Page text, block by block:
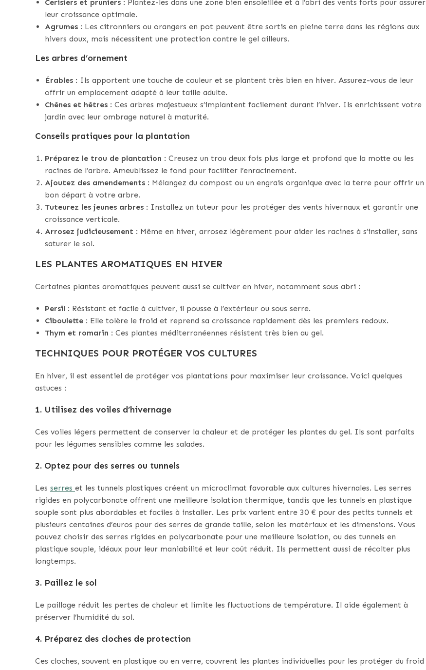
Cerisiers et pruniers : Plantez-les dans une zone bien ensoleillée et à l’abri des vents forts pour assurer
leur croissance optimale.
Agrumes : Les citronniers ou orangers en pot peuvent être sortis en pleine terre dans les régions aux
hivers doux, mais nécessitent une protection contre le gel ailleurs.
Les arbres d’ornement
Érables : Ils apportent une touche de couleur et se plantent très bien en hiver. Assurez-vous de leur
offrir un emplacement adapté à leur taille adulte.
Chênes et hêtres : Ces arbres majestueux s’implantent facilement durant l’hiver. Ils enrichissent votre
jardin avec leur ombrage naturel à maturité.
Conseils pratiques pour la plantation
Préparez le trou de plantation : Creusez un trou deux fois plus large et profond que la motte ou les
racines de l’arbre. Ameublissez le fond pour faciliter l’enracinement.
Ajoutez des amendements : Mélangez du compost ou un engrais organique avec la terre pour offrir un
bon départ à votre arbre.
Tuteurez les jeunes arbres : Installez un tuteur pour les protéger des vents hivernaux et garantir une
croissance verticale.
Arrosez judicieusement : Même en hiver, arrosez légèrement pour aider les racines à s’installer, sans
saturer le sol.
LES PLANTES AROMATIQUES EN HIVER
Certaines plantes aromatiques peuvent aussi se cultiver en hiver, notamment sous abri :
Persil : Résistant et facile à cultiver, il pousse à l’extérieur ou sous serre.
Ciboulette : Elle tolère le froid et reprend sa croissance rapidement dès les premiers redoux.
Thym et romarin : Ces plantes méditerranéennes résistent très bien au gel.
TECHNIQUES POUR PROTÉGER VOS CULTURES
En hiver, il est essentiel de protéger vos plantations pour maximiser leur croissance. Voici quelques
astuces :
1. Utilisez des voiles d’hivernage
Ces voiles légers permettent de conserver la chaleur et de protéger les plantes du gel. Ils sont parfaits
pour les légumes sensibles comme les salades.
2. Optez pour des serres ou tunnels
Les serres et les tunnels plastiques créent un microclimat favorable aux cultures hivernales. Les serres
rigides en polycarbonate offrent une meilleure isolation thermique, tandis que les tunnels en plastique
souple sont plus abordables et faciles à installer. Les prix varient entre 30 € pour des petits tunnels et
plusieurs centaines d’euros pour des serres de grande taille, selon les matériaux et les dimensions. Vous
pouvez choisir des serres rigides en polycarbonate pour une meilleure isolation, ou des tunnels en
plastique souple, idéaux pour leur maniabilité et leur coût réduit. Ils permettent aussi de récolter plus
longtemps.
3. Paillez le sol
Le paillage réduit les pertes de chaleur et limite les fluctuations de température. Il aide également à
préserver l’humidité du sol.
4. Préparez des cloches de protection
Ces cloches, souvent en plastique ou en verre, couvrent les plantes individuelles pour les protéger du froid